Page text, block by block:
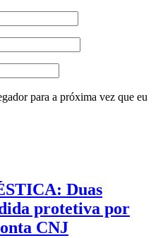
para a próxima vez que eu
Duas
protetiva por
CNJ